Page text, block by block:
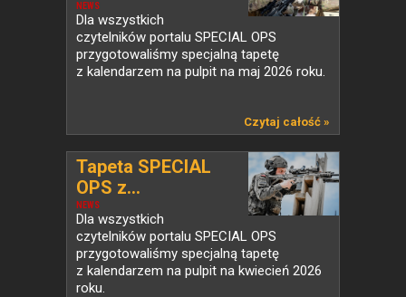
NEWS
Dla wszystkich
czytelników portalu SPECIAL OPS
przygotowaliśmy specjalną tapetę
z kalendarzem na pulpit na maj 2026 roku.
Czytaj całość »
NEWS
Tapeta SPECIAL
OPS z...
Dla wszystkich
czytelników portalu SPECIAL OPS
przygotowaliśmy specjalną tapetę
z kalendarzem na pulpit na kwiecień 2026
roku.